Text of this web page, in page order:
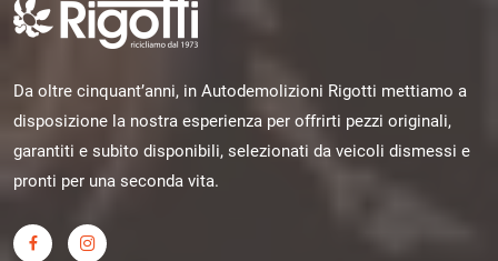
Da oltre cinquant’anni, in Autodemolizioni Rigotti mettiamo a
disposizione la nostra esperienza per offrirti pezzi originali,
garantiti e subito disponibili, selezionati da veicoli dismessi e
pronti per una seconda vita.